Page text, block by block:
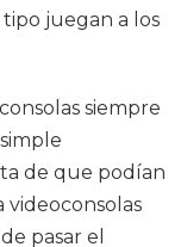
juegan a los
siempre
de que podían
videoconsolas
pasar el